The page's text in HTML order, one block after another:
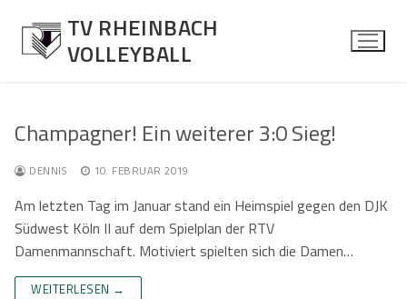
Inhalt
springen
TV RHEINBACH
VOLLEYBALL
Allgemein
Spielberichte
Herren
Über die Mannschaft
Kontaktformular
Damen
Über die Mannschaft
Mixed
Champagner! Ein weiterer 3:0 Sieg!
DENNIS 10. FEBRUAR 2019
Am letzten Tag im Januar stand ein Heimspiel gegen den DJK
Südwest Köln II auf dem Spielplan der RTV
Damenmannschaft. Motiviert spielten sich die Damen…
WEITERLESEN →